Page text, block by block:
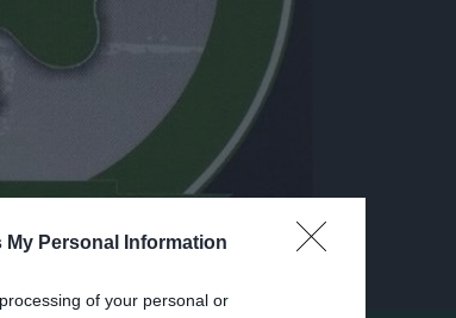
My Personal Information
of your personal or